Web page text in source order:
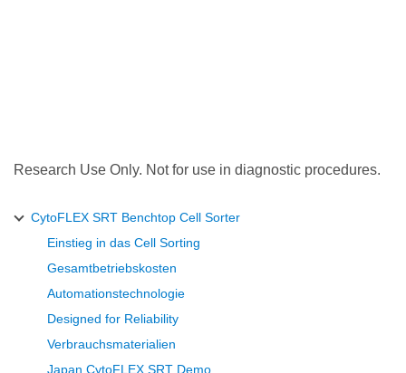
Research Use Only. Not for use in diagnostic procedures.
CytoFLEX SRT Benchtop Cell Sorter
Einstieg in das Cell Sorting
Gesamtbetriebskosten
Automationstechnologie
Designed for Reliability
Verbrauchsmaterialien
Japan CytoFLEX SRT Demo